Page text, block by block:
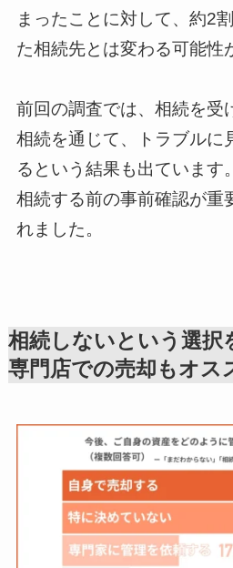
まったことに対して、約2
た相続先とは変わる可能性
前回の調査では、相続を受
相続を通じて、トラブルに
るという結果も出ています
相続する前の事前確認が重
れました。
相続しないという選
専門店での売却もオス